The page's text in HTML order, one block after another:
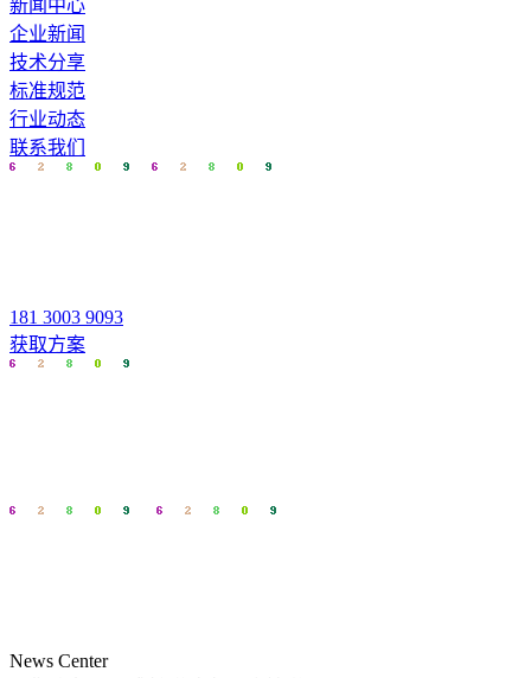
新闻中心
企业新闻
技术分享
标准规范
行业动态
联系我们
181 3003 9093
获取方案
News Center